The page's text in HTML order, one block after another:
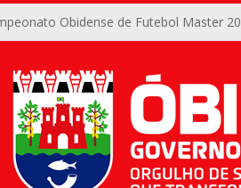
Obidense de Futebol Master